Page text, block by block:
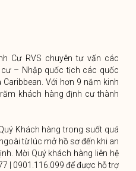
Cư RVS chuyên tư vấn các
– Nhập quốc tịch các quốc
Caribbean. Với hơn 9 năm kinh
khách hàng định cư thành
Khách hàng trong suốt quá
từ lúc mở hồ sơ đến khi an
Mời Quý khách hàng liên hệ
| 0901.116.099 để được hỗ trợ